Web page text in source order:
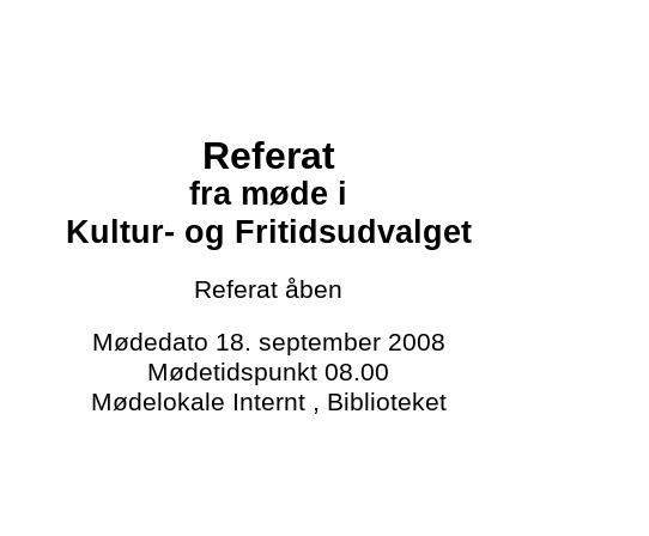
Referat
fra møde i
Kultur- og Fritidsudvalget
Referat åben
Mødedato 18. september 2008
Mødetidspunkt 08.00
Mødelokale Internt , Biblioteket